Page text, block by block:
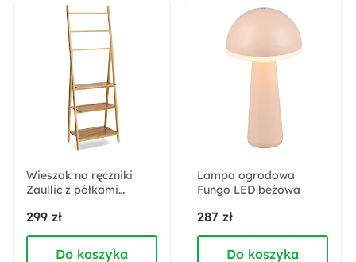
Tkane maszynowo
Materiał:
Tkanina Tworzywo sztuczne
Włókno syntetyczne
Wieszak na ręczniki
Zaullic z półkami
299 zł
Do koszyka
Lampa ogrodowa
Fungo LED beżowa
287 zł
Do koszyka